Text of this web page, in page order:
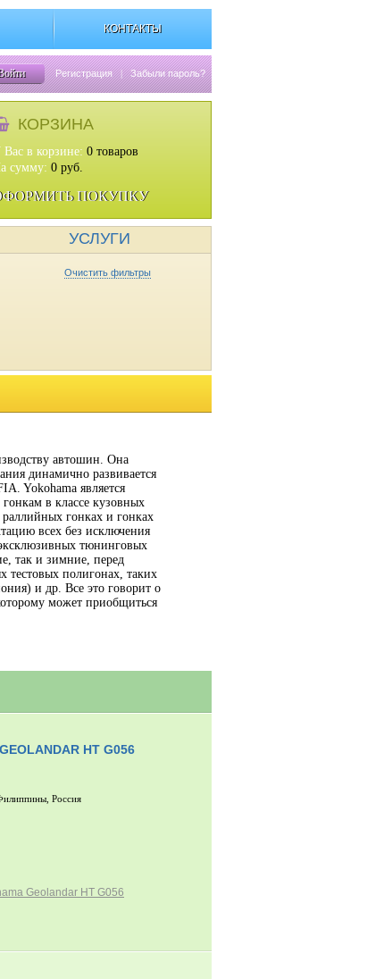
КОНТАКТЫ
Регистрация | Забыли пароль?
КОРЗИНА
в корзине: 0 товаров
сумму: 0 руб.
ПОКУПКУ
УСЛУГИ
Очистить фильтры
автошин. Она
динамично развивается
Yokohama является
в классе кузовных
гонках и гонках
всех без исключения
тюнинговых
так и зимние, перед
тестовых полигонах, таких
и др. Все это говорит о
может приобщиться
HT G056
Россия
Geolandar HT G056